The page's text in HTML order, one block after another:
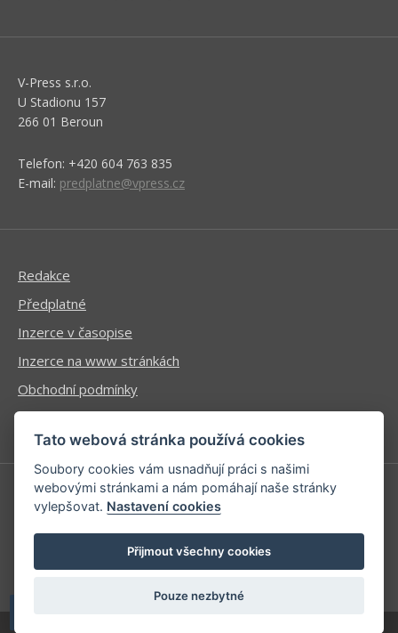
V-Press s.r.o.
U Stadionu 157
266 01 Beroun
Telefon: +420 604 763 835
E-mail: predplatne@vpress.cz
Redakce
Předplatné
Inzerce v časopise
Inzerce na www stránkách
Obchodní podmínky
Ochrana osobních údajů
Příhlášení | Registrace
Kontaktní informace
Mapa stránek
Tato webová stránka používá cookies
Soubory cookies vám usnadňují práci s našimi
webovými stránkami a nám pomáhají naše stránky
vylepšovat. Nastavení cookies
Přijmout všechny cookies
Pouze nezbytné